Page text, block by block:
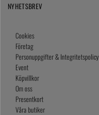
NYHETSBREV
Cookies
Företag
Personuppgifter & Integritetspolicy
Event
Köpvillkor
Om oss
Presentkort
Våra butiker